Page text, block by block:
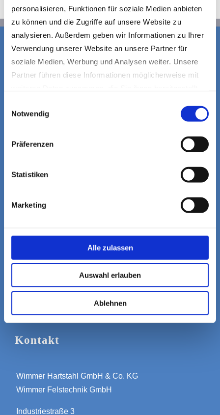
personalisieren, Funktionen für soziale Medien anbieten
zu können und die Zugriffe auf unsere Website zu
analysieren. Außerdem geben wir Informationen zu Ihrer
Verwendung unserer Website an unsere Partner für
soziale Medien, Werbung und Analysen weiter. Unsere
Partner führen diese Informationen möglicherweise mit
gesammelt haben.
Notwendig
Präferenzen
Statistiken
Marketing
Alle zulassen
Auswahl erlauben
Ablehnen
Links
ALLGEMEINE GESCHÄFTSBEDINGUNGEN
Kontakt
Wimmer Hartstahl GmbH & Co. KG
Wimmer Felstechnik GmbH
Industriestraße 3